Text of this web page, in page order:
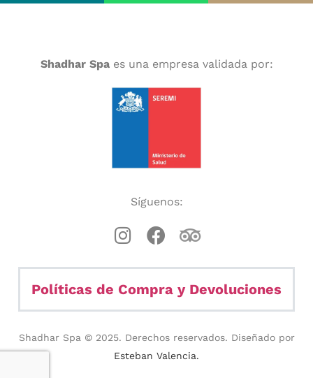
Shadhar Spaes una empresa validada por:
Síguenos:
Políticas de Compra y Devoluciones
Shadhar Spa © 2025. Derechos reservados. Diseñado por
Esteban Valencia.